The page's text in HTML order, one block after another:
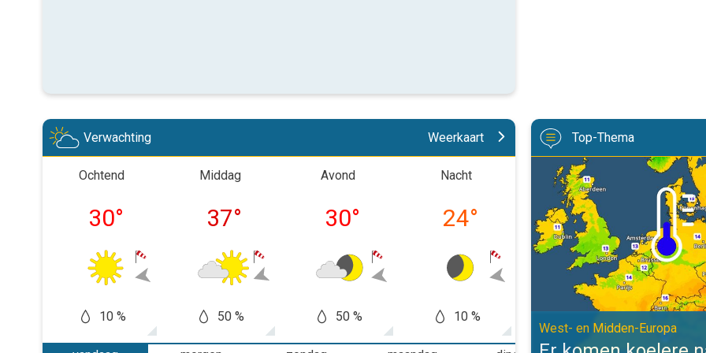
Verwachting Weerkaart
Ochtend
30°
10 %
Middag
37°
50 %
Avond
30°
50 %
Nacht
24°
10 %
Ochtend
28°
20 %
34
Top-Thema
Er komen koelere nachten aan.
West- en Midden-Europa